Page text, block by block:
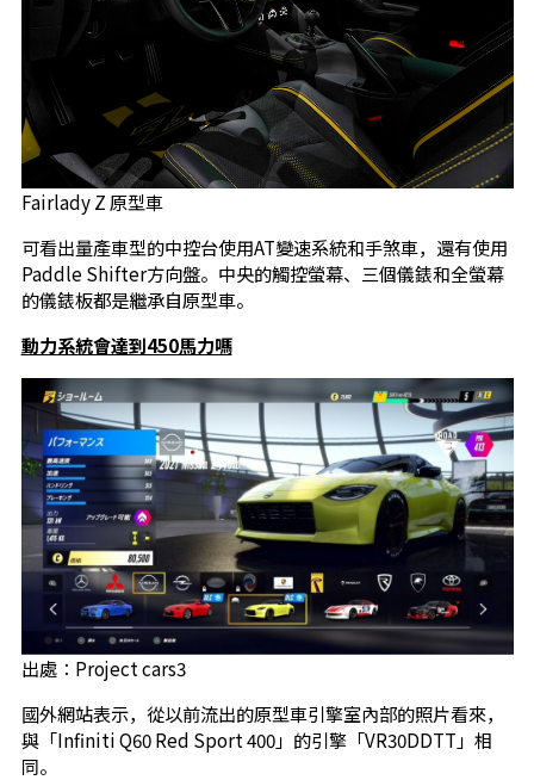
Fairlady Z 原型車
可看出量產車型的中控台使用AT變速系統和手煞車，還有使用
Paddle Shifter方向盤。中央的觸控螢幕、三個儀錶和全螢幕
的儀錶板都是繼承自原型車。
動力系統會達到450馬力嗎
出處：Project cars3
國外網站表示，從以前流出的原型車引擎室內部的照片看來，
與「Infiniti Q60 Red Sport 400」的引擎「VR30DDTT」相
同。